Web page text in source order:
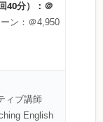
40分）：＠
ン：＠4,950
ィブ講師
English